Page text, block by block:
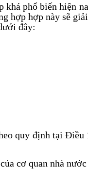
phổ biến hiện
hợp này sẽ
đây:
quy định tại
cơ quan nhà